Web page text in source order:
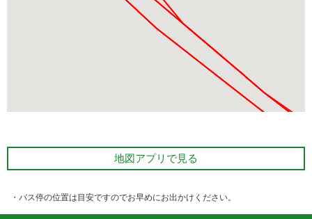
地図アプリで見る
・バス停の位置は目安ですのでお早めにお出かけください。